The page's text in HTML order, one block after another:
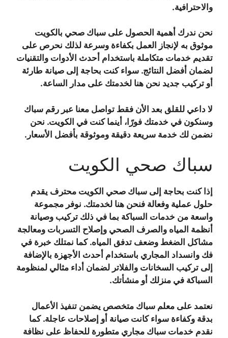
والاحترافية.
نحن ندرك أهمية الحصول على سباك صحي بالكويت
موثوق به لإنجاز العمل بكفاءة وسرعة لذلك نحرص على
تقديم خدمات متكاملة باستخدام أحدث الأدوات والتقنيات
لضمان أفضل النتائج. سواء كنت بحاجة إلى صيانة طارئة
أو تركيب جديد نحن هنا لخدمتك على مدار الساعة.
لا داعي للقلق بعد الأن فقط تواصل معنا عبر رقم سباك
وسنكون في خدمتك فورًا، أينما كنت في الكويت. نحن
نضمن لك خدمة سريعة دقيقة وموثوقة بأفضل الأسعار.
سباك صحي الكويت
إذا كنت بحاجة إلى سباك صحي الكويت محترف يقدم
حلول عملية وفعالة فنحن هنا لخدمتك. نوفر مجموعة
واسعة من خدمات السباكة بما في ذلك تركيب وصيانة
أنظمة المياه والصرف الصحي وإصلاح التسربات ومعالجة
مشاكل الضغط وضعف تدفق المياه. كما نمتلك خبرة في
فك وانسداد المجاري باستخدام أحدث الأجهزة بالإضافة
إلى تركيب السخانات والفلاتر لضمان أداء مثالي لمنظومة
السباكة في منزلك أو منشأتك.
نعتمد على معلم سباك متخصص يضمن تنفيذ الأعمال
بدقة وكفاءة سواء كانت صيانة أو إصلاحات عاجلة. كما
نقدم خدمات سباك مجاري متطورة للحفاظ على نظافة